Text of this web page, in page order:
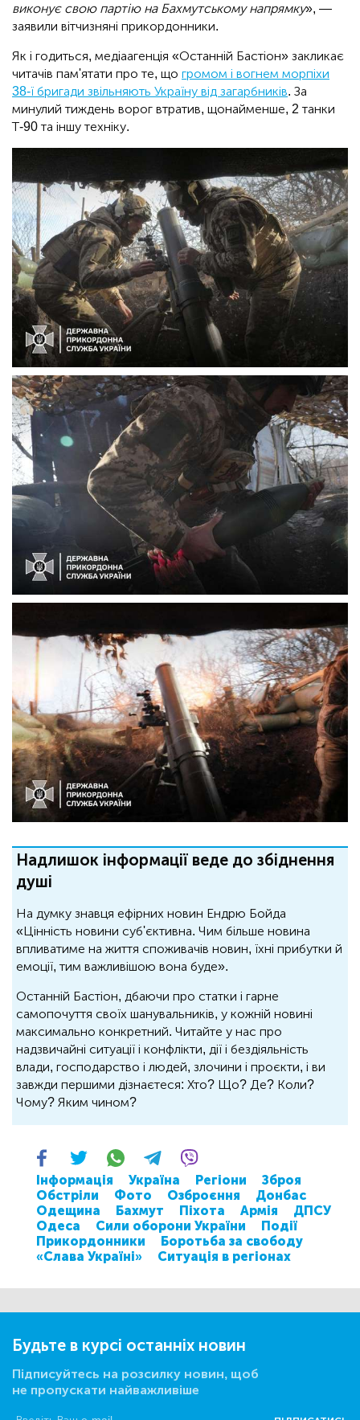
виконує свою партію на Бахмутському напрямку», —
заявили вітчизняні прикордонники.
Як і годиться, медіаагенція «Останній Бастіон» закликає
читачів пам'ятати про те, що громом і вогнем морпіхи
38-ї бригади звільняють Україну від загарбників. За
минулий тиждень ворог втратив, щонайменше, 2 танки
Т-90 та іншу техніку.
Надлишок інформації веде до збіднення
душі
На думку знавця ефірних новин Ендрю Бойда
«Цінність новини суб'єктивна. Чим більше новина
впливатиме на життя споживачів новин, їхні прибутки й
емоції, тим важливішою вона буде».
Останній Бастіон, дбаючи про статки і гарне
самопочуття своїх шанувальників, у кожній новині
максимально конкретний. Читайте у нас про
надзвичайні ситуації і конфлікти, дії і бездіяльність
влади, господарство і людей, злочини і проєкти, і ви
завжди першими дізнаєтеся: Хто? Що? Де? Коли?
Чому? Яким чином?
Інформація Україна Регіони
Зброя
Обстріли
Фото Озброєння
Донбас
Одещина
Бахмут Піхота Армія
ДПСУ
Одеса
Сили оборони України
Події
Прикордонники
Боротьба за свободу
«Слава Україні»
Ситуація в регіонах
Будьте в курсі останніх новин
Підписуйтесь на розсилку новин, щоб
не пропускати найважливіше